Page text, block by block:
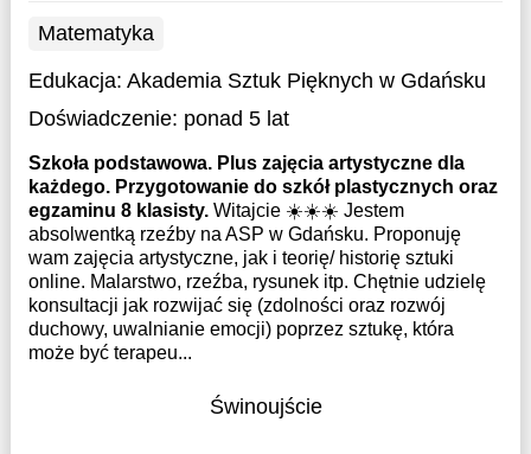
Matematyka
Edukacja: Akademia Sztuk Pięknych w Gdańsku
Doświadczenie: ponad 5 lat
Szkoła podstawowa. Plus zajęcia artystyczne dla
każdego. Przygotowanie do szkół plastycznych oraz
egzaminu 8 klasisty. Witajcie ☀️☀️☀️ Jestem
absolwentką rzeźby na ASP w Gdańsku. Proponuję
wam zajęcia artystyczne, jak i teorię/ historię sztuki
online. Malarstwo, rzeźba, rysunek itp. Chętnie udzielę
konsultacji jak rozwijać się (zdolności oraz rozwój
duchowy, uwalnianie emocji) poprzez sztukę, która
może być terapeu...
Świnoujście